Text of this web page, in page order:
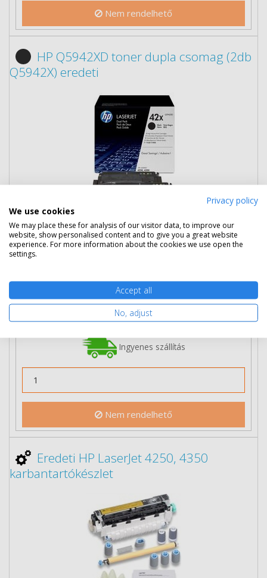
Nem rendelhető
HP Q5942XD toner dupla csomag (2db
Q5942X) eredeti
151 790 Ft (bruttó 192 773 Ft)
2 db149 190 Ft (bruttó 189 471 Ft) / db
146 590 Ft (bruttó 186 169 Ft) / db
Rendelésre Mikor kapom meg?
Ingyenes szállítás
Nem rendelhető
Eredeti HP LaserJet 4250, 4350
karbantartókészlet
Privacy policy
We use cookies
We may place these for analysis of our visitor data, to improve our
website, show personalised content and to give you a great website
experience. For more information about the cookies we use open the
settings.
Accept all
No, adjust